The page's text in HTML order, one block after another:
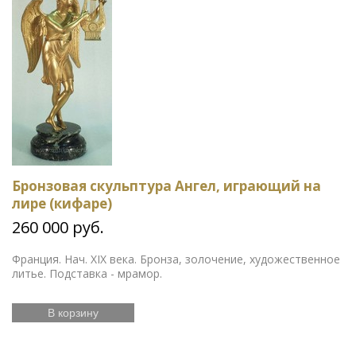
Бронзовая скульптура Ангел, играющий на
лире (кифаре)
260 000 руб.
Франция. Нач. XIX века. Бронза, золочение, художественное
литье. Подставка - мрамор.
В корзину